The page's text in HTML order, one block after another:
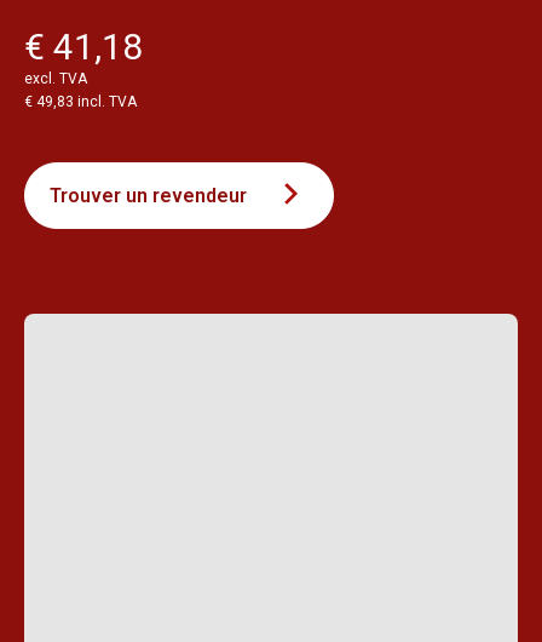
€ 41,18
excl. TVA
€ 49,83 incl. TVA
Trouver un revendeur